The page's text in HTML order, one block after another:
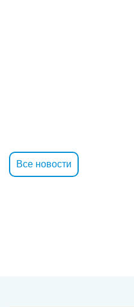
Все новости